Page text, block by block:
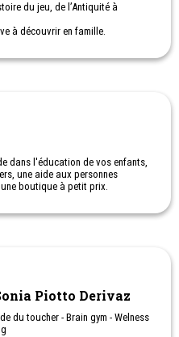
du jeu, de l’Antiquité à
à découvrir en famille.
âges
dans l'éducation de vos enfants,
une aide aux personnes
boutique à petit prix.
Piotto Derivaz
du toucher - Brain gym - Welness